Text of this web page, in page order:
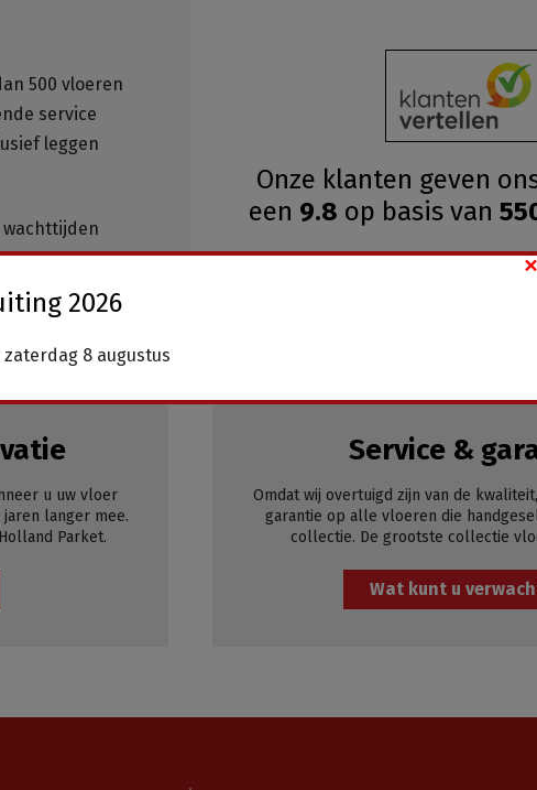
500 vloeren
service
leggen
Onze klanten geven
een 9.8 op basis van
u uw vloer
langer mee.
Parket.
Service &
Omdat wij overtuigd zijn van de
garantie op alle vloeren die
collectie. De grootste collectie
Wat kunt u
2026
8 augustus